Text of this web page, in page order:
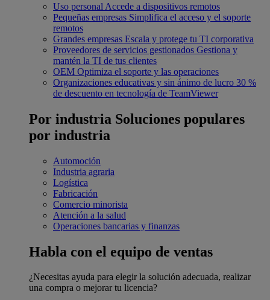
Uso personal Accede a dispositivos remotos
Pequeñas empresas Simplifica el acceso y el soporte
remotos
Grandes empresas Escala y protege tu TI corporativa
Proveedores de servicios gestionados Gestiona y
mantén la TI de tus clientes
OEM Optimiza el soporte y las operaciones
Organizaciones educativas y sin ánimo de lucro 30 %
de descuento en tecnología de TeamViewer
Por industria Soluciones populares
por industria
Automoción
Industria agraria
Logística
Fabricación
Comercio minorista
Atención a la salud
Operaciones bancarias y finanzas
Habla con el equipo de ventas
¿Necesitas ayuda para elegir la solución adecuada, realizar
una compra o mejorar tu licencia?